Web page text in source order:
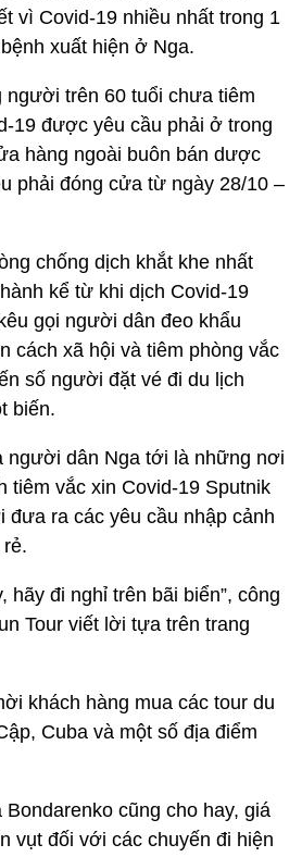
vì Covid-19 nhiều nhất trong 1
xuất hiện ở Nga.
người trên 60 tuổi chưa tiêm
19 được yêu cầu phải ở trong
hàng ngoài buôn bán dược
phải đóng cửa từ ngày 28/10 –
chống dịch khắt khe nhất
kể từ khi dịch Covid-19
gọi người dân đeo khẩu
cách xã hội và tiêm phòng vắc
số người đặt vé đi du lịch
biến.
người dân Nga tới là những nơi
tiêm vắc xin Covid-19 Sputnik
đưa ra các yêu cầu nhập cảnh
hãy đi nghỉ trên bãi biển”, công
Tour viết lời tựa trên trang
khách hàng mua các tour du
Cuba và một số địa điểm
cũng cho hay, giá
vụt đối với các chuyến đi hiện